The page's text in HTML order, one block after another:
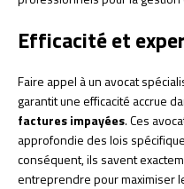
Efficacité et
Faire appel à un avocat
garantit une efficacité accrue
factures impayées. Ces
approfondie des lois
conséquent, ils savent
entreprendre pour maximiser